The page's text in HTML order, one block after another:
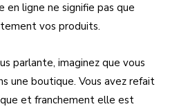
en ligne ne signifie pas que
vos produits.
parlante, imaginez que vous
une boutique. Vous avez refait
et franchement elle est